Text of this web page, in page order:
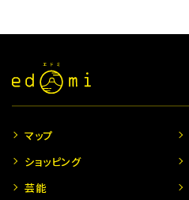
マップ
ショッピング
芸能